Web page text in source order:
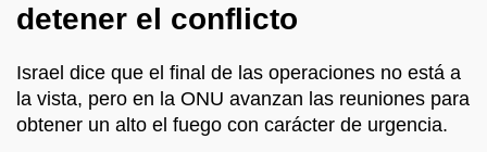
detener el conflicto
Israel dice que el final de las operaciones no está a
la vista, pero en la ONU avanzan las reuniones para
obtener un alto el fuego con carácter de urgencia.